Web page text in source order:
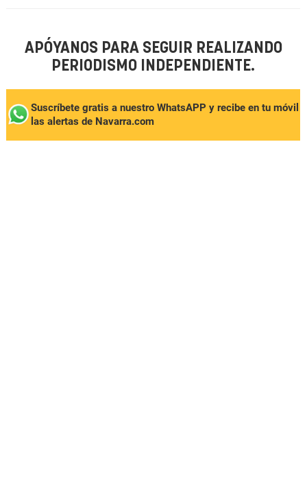
APÓYANOS PARA SEGUIR REALIZANDO
PERIODISMO INDEPENDIENTE.
Suscríbete gratis a nuestro WhatsAPP y recibe en tu móvil
las alertas de Navarra.com